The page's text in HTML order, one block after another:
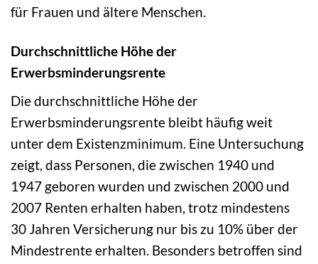
für Frauen und ältere Menschen.
Durchschnittliche Höhe der
Erwerbsminderungsrente
Die durchschnittliche Höhe der
Erwerbsminderungsrente bleibt häufig weit
unter dem Existenzminimum. Eine Untersuchung
zeigt, dass Personen, die zwischen 1940 und
1947 geboren wurden und zwischen 2000 und
2007 Renten erhalten haben, trotz mindestens
30 Jahren Versicherung nur bis zu 10% über der
Mindestrente erhalten. Besonders betroffen sind